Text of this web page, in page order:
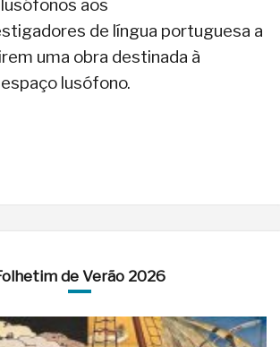
aos
de língua portuguesa a
uma obra destinada à
lusófono.
de Verão 2026